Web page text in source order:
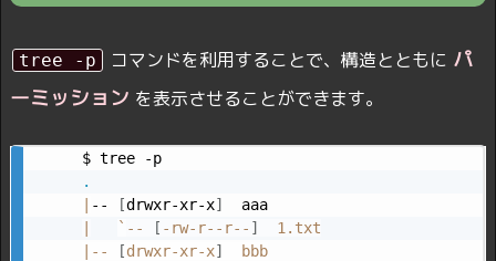
tree -p コマンドを利用することで、構造とともに パ
ーミッション を表示させることができます。
.
-- [drwxr-xr-x]
` -- [ -rw-r--r-- ]
-- [drwxr-xr-x]